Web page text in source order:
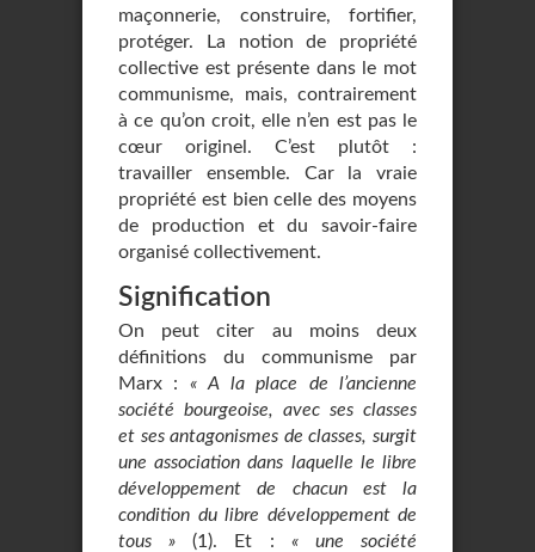
maçonnerie, construire, fortifier,
protéger. La notion de propriété
collective est présente dans le mot
communisme, mais, contrairement
à ce qu’on croit, elle n’en est pas le
cœur originel. C’est plutôt :
travailler ensemble. Car la vraie
propriété est bien celle des moyens
de production et du savoir-faire
organisé collectivement.
Signification
On peut citer au moins deux
définitions du communisme par
Marx : « A la place de l’ancienne
société bourgeoise, avec ses classes
et ses antagonismes de classes, surgit
une association dans laquelle le libre
développement de chacun est la
condition du libre développement de
tous » (1). Et : « une société